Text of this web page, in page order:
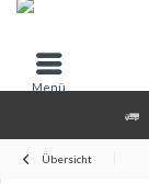
Menü
Übersicht